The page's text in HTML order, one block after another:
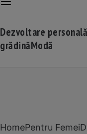
Dezvoltare personală
grădinăModă
HomePentru Femei